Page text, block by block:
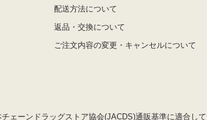
配送方法について
返品・交換について
ご注文内容の変更・キャンセルについて
ェーンドラッグストア協会(JACDS)通販基準に適合して